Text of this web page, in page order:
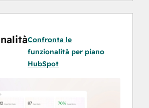
Confronta le
funzionalità per piano
HubSpot